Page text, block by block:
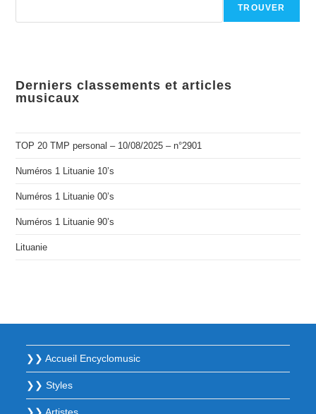
TROUVER
Derniers classements et articles
musicaux
TOP 20 TMP personal – 10/08/2025 – n°2901
Numéros 1 Lituanie 10’s
Numéros 1 Lituanie 00’s
Numéros 1 Lituanie 90’s
Lituanie
❯❯ Accueil Encyclomusic
❯❯ Styles